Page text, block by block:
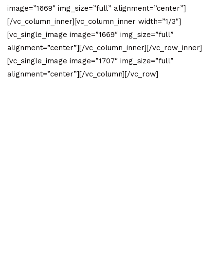
image=”1669″ img_size=”full” alignment=”center”]
[/vc_column_inner][vc_column_inner width=”1/3″]
[vc_single_image image=”1669″ img_size=”full”
alignment=”center”][/vc_column_inner][/vc_row_inner]
[vc_single_image image=”1707″ img_size=”full”
alignment=”center”][/vc_column][/vc_row]